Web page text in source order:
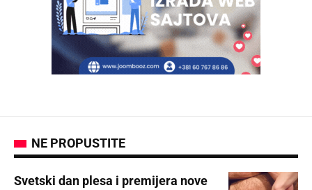
NE PROPUSTITE
Svetski dan plesa i premijera nove